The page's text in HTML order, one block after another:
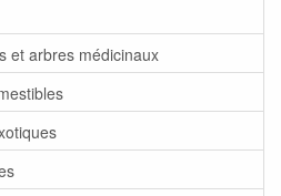
et arbres médicinaux